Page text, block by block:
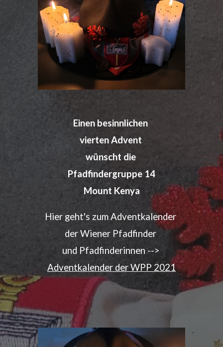
Einen besinnlichen
vierten Advent
wünscht die
Pfadfindergruppe 14
Mount Kenya
Hier geht's zum Adventkalender
der Wiener Pfadfinder
und Pfadfinderinnen -->
Adventkalender der WPP 2021